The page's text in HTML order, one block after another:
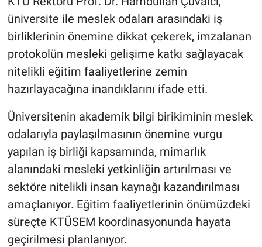
üniversite ile meslek odaları arasındaki iş
birliklerinin önemine dikkat çekerek, imzalanan
protokolün mesleki gelişime katkı sağlayacak
nitelikli eğitim faaliyetlerine zemin
hazırlayacağına inandıklarını ifade etti.
Üniversitenin akademik bilgi birikiminin meslek
odalarıyla paylaşılmasının önemine vurgu
yapılan iş birliği kapsamında, mimarlık
alanındaki mesleki yetkinliğin artırılması ve
sektöre nitelikli insan kaynağı kazandırılması
amaçlanıyor. Eğitim faaliyetlerinin önümüzdeki
süreçte KTÜSEM koordinasyonunda hayata
geçirilmesi planlanıyor.